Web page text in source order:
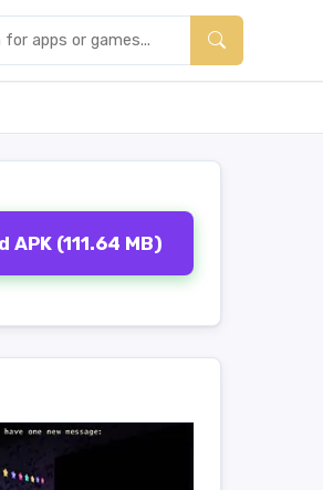
APK (111.64 MB)